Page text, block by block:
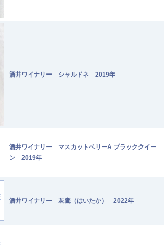
酒井ワイナリー シャルドネ 2019年
酒井ワイナリー マスカットベリーA ブラッククイー
ン 2019年
酒井ワイナリー 灰鷹（はいたか） 2022年